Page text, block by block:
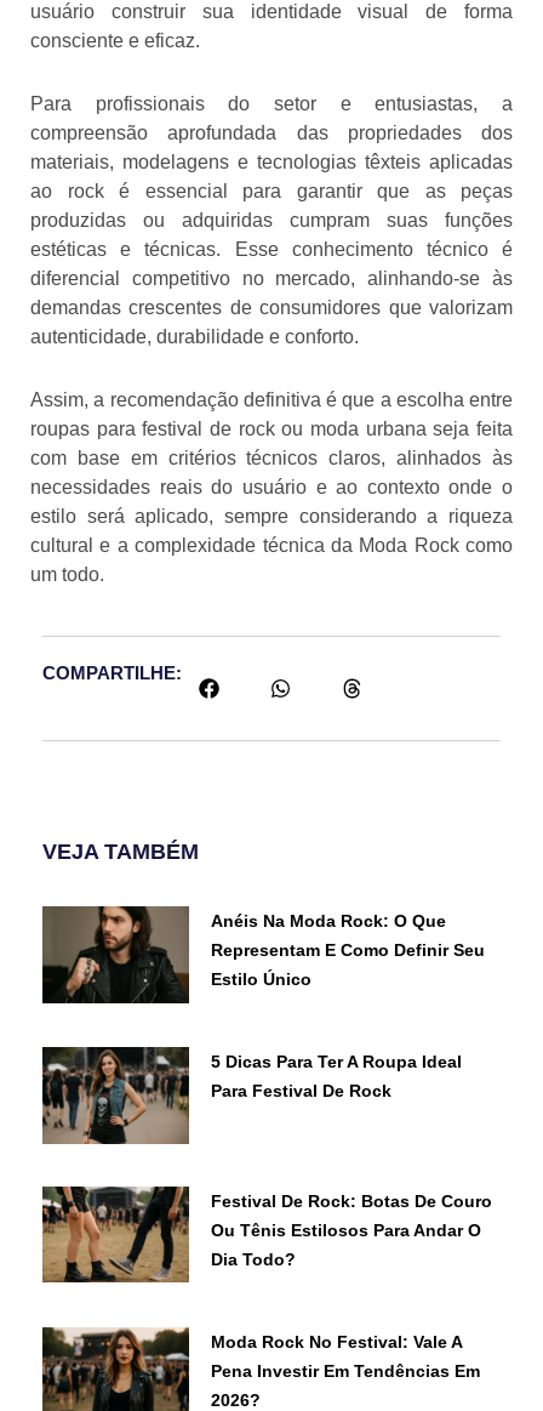
usuário construir sua identidade visual de forma
consciente e eficaz.
Para profissionais do setor e entusiastas, a
compreensão aprofundada das propriedades dos
materiais, modelagens e tecnologias têxteis aplicadas
ao rock é essencial para garantir que as peças
produzidas ou adquiridas cumpram suas funções
estéticas e técnicas. Esse conhecimento técnico é
diferencial competitivo no mercado, alinhando-se às
demandas crescentes de consumidores que valorizam
autenticidade, durabilidade e conforto.
Assim, a recomendação definitiva é que a escolha entre
roupas para festival de rock ou moda urbana seja feita
com base em critérios técnicos claros, alinhados às
necessidades reais do usuário e ao contexto onde o
estilo será aplicado, sempre considerando a riqueza
cultural e a complexidade técnica da Moda Rock como
um todo.
COMPARTILHE:
VEJA TAMBÉM
Anéis Na Moda Rock: O Que
Representam E Como Definir Seu
Estilo Único
5 Dicas Para Ter A Roupa Ideal
Para Festival De Rock
Festival De Rock: Botas De Couro
Ou Tênis Estilosos Para Andar O
Dia Todo?
Moda Rock No Festival: Vale A
Pena Investir Em Tendências Em
2026?